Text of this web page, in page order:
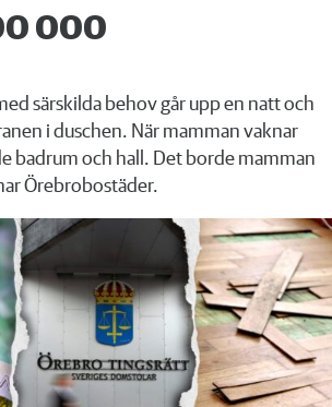
000
särskilda behov går upp en natt och
i duschen. När mamman vaknar
badrum och hall. Det borde mamman
Örebrobostäder.